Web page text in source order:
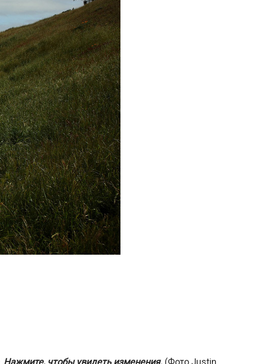
Нажмите, чтобы увидеть изменения. (Фото Justin